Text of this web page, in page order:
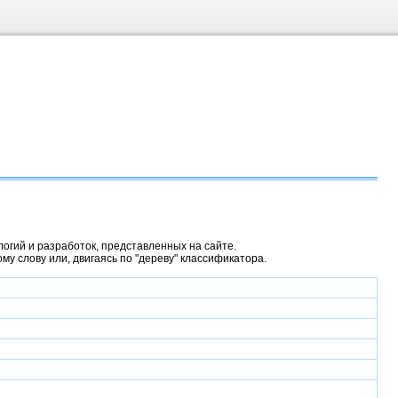
и разработок, представленных на сайте.
слову или, двигаясь по "дереву" классификатора.